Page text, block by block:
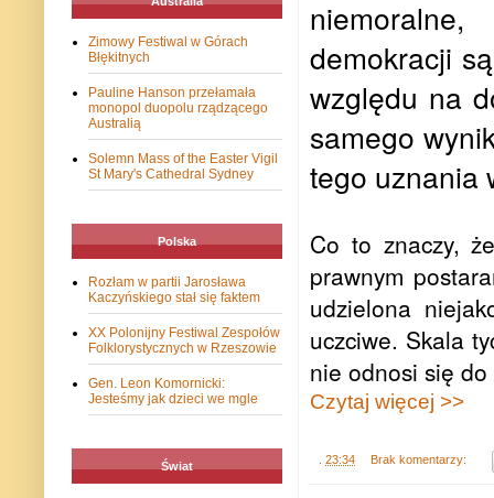
niemoralne,
demokracji
względu na
samego
tego uznania
Co to znaczy,
prawnym
udzielona
uczciwe. Skala
nie odnosi się
Czytaj więcej >>
23:34 Brak komentarzy:
Zimowy Festiwal w Górach
Błękitnych
Pauline Hanson przełamała
monopol duopolu rządzącego
Australią
Solemn Mass of the Easter Vigil
St Mary's Cathedral Sydney
Polska
Rozłam w partii Jarosława
Kaczyńskiego stał się faktem
XX Polonijny Festiwal Zespołów
Folklorystycznych w Rzeszowie
Gen. Leon Komornicki:
Jesteśmy jak dzieci we mgle
Świat